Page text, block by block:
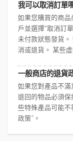
我可以取消訂單
如果您購買的商
戶並選擇“取消訂
未付款狀態發貨
消或退貨。 某些
一般商店的退貨
如果您對產品不滿
退回的物品必須
些特殊產品可能不
政策”。